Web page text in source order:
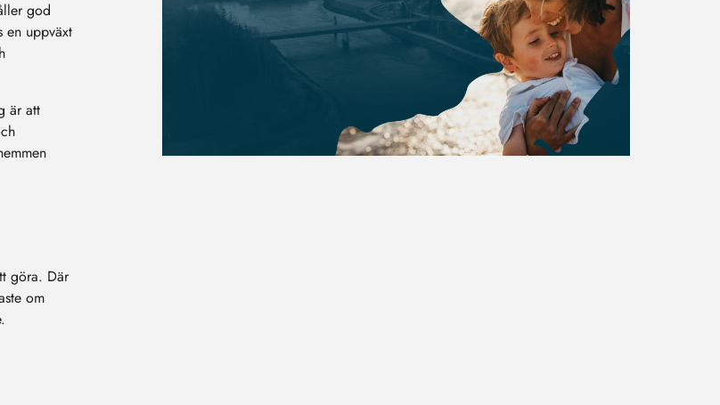
god
en uppväxt
är att
göra. Där
om